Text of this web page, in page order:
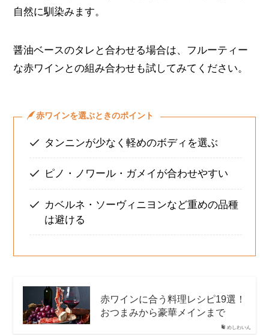
自然に馴染みます。
醤油ベースのタレと合わせる場合は、フルーティー
な赤ワインとの組み合わせも試してみてください。
赤ワインを選ぶときのポイント
タンニンが少なく軽めのボディを選ぶ
ピノ・ノワール・ガメイが合わせやすい
カベルネ・ソーヴィニヨンなど重めの品種
は避ける
めしわいん
赤ワインに合う料理レシピ19選！
おつまみから豪華メインまで